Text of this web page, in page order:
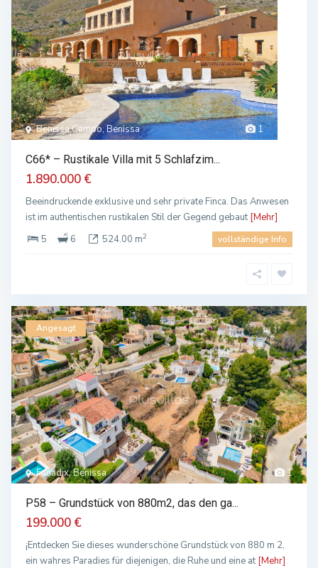
1
Benissa Campo, Benissa
C66* – Rustikale Villa mit 5 Schlafzim...
1.890.000 €
Beeindruckende exklusive und sehr private Finca. Das Anwesen
ist im authentischen rustikalen Stil der Gegend gebaut [Mehr]
5
6 524.00 m2 vollständige Info
1
Fanadix, Benissa
Angesagt
P58 – Grundstück von 880m2, das den ga...
199.000 €
¡Entdecken Sie dieses wunderschöne Grundstück von 880 m 2,
ein wahres Paradies für diejenigen, die Ruhe und eine at [Mehr]